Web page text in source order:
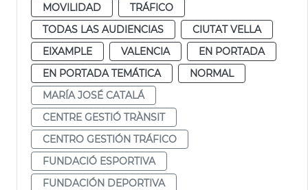
MOVILIDAD
TRÁFICO
TODAS LAS AUDIENCIAS
CIUTAT VELLA
EIXAMPLE
VALENCIA
EN PORTADA
EN PORTADA TEMÁTICA
NORMAL
MARÍA JOSÉ CATALÁ
CENTRE GESTIÓ TRÀNSIT
CENTRO GESTIÓN TRÁFICO
FUNDACIÓ ESPORTIVA
FUNDACIÓN DEPORTIVA